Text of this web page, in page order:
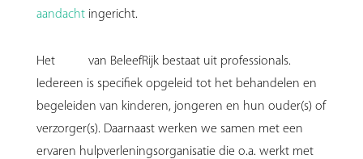
aandacht ingericht.
Het
van BeleefRijk bestaat uit professionals.
Iedereen is specifiek opgeleid tot het behandelen en
begeleiden van kinderen, jongeren en hun ouder(s) of
verzorger(s). Daarnaast werken we samen met een
ervaren hulpverleningsorganisatie die o.a. werkt met